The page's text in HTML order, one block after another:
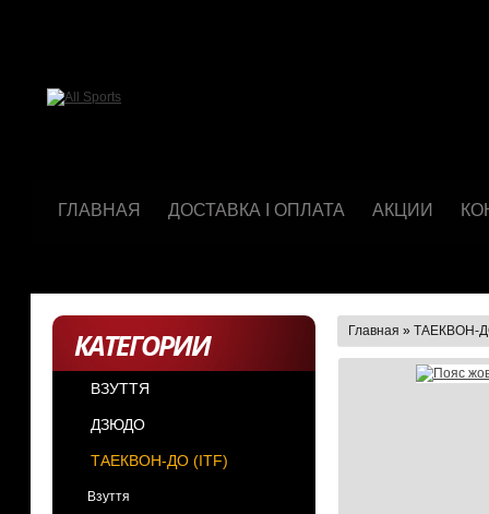
ГЛАВНАЯ ДОСТАВКА І ОПЛАТА АКЦИИ
КАТЕГОРИИ
ВЗУТТЯ
ДЗЮДО
ТАЕКВОН-ДО (ІТF)
Взуття
Главная » ТАЕКВОН-